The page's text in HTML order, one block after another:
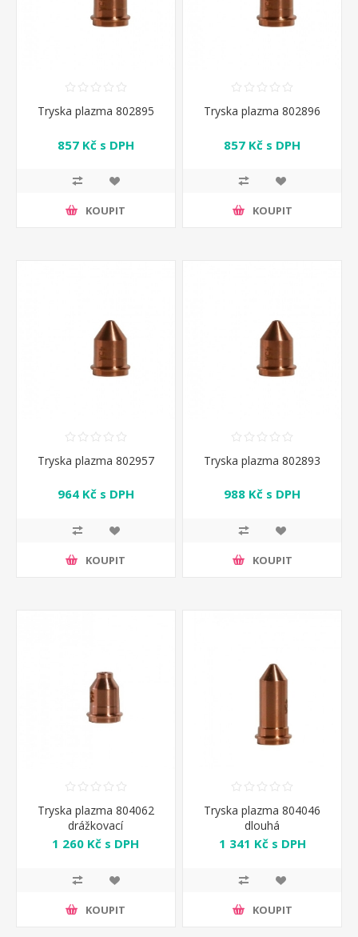
Tryska plazma 802895
857 Kč s DPH
KOUPIT
Tryska plazma 802896
857 Kč s DPH
KOUPIT
Tryska plazma 802957
964 Kč s DPH
KOUPIT
Tryska plazma 802893
988 Kč s DPH
KOUPIT
Tryska plazma 804062
drážkovací
1 260 Kč s DPH
KOUPIT
Tryska plazma 804046
dlouhá
1 341 Kč s DPH
KOUPIT